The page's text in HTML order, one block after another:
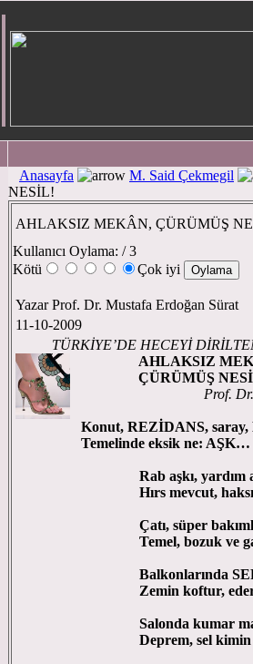
Anasayfa M. Said Çekmegil
NESİL!
AHLAKSIZ MEKÂN, ÇÜRÜMÜŞ
Kullanıcı Oylama: / 3
Kötü
Çok iyi
Yazar Prof. Dr. Mustafa Erdoğan Sürat
11-10-2009
TÜRKİYE’DE HECEYİ
AHLAKSIZ
ÇÜRÜMÜŞ
Prof.
Konut, REZİDANS, saray,
Temelinde eksik ne: AŞK…
Rab aşkı, yardım
Hırs mevcut,
Çatı, süper
Temel, bozuk ve
Balkonlarında
Zemin koftur,
Salonda kumar
Deprem, sel kimin